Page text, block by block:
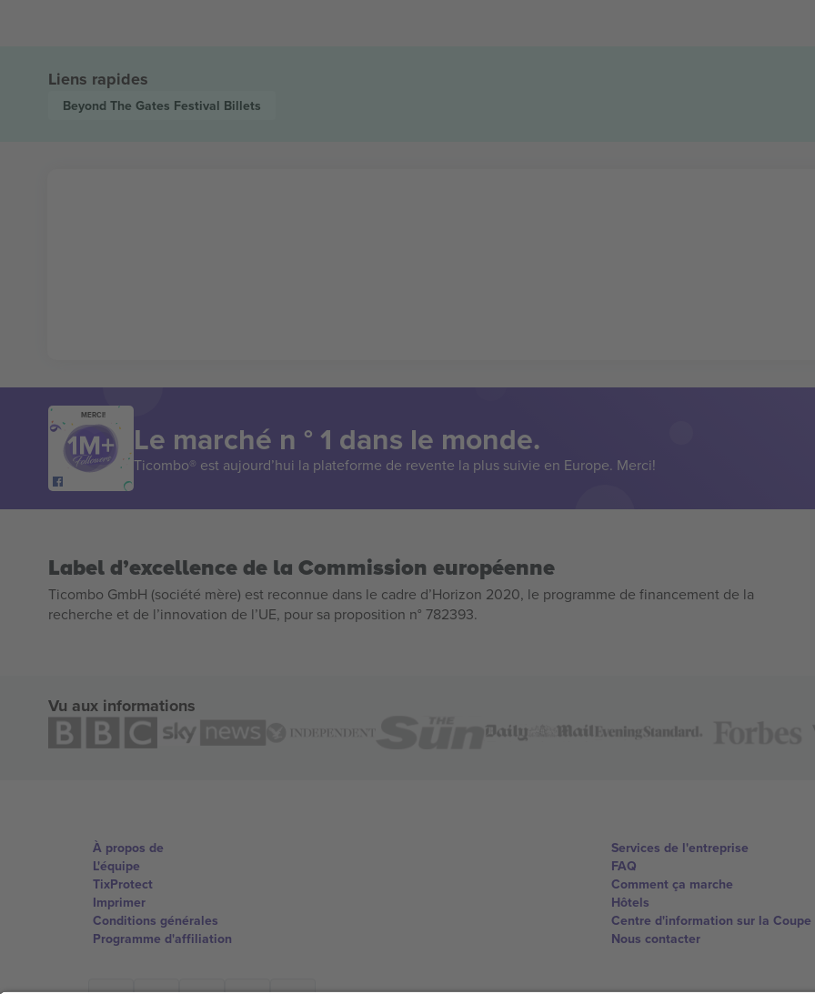
Liens rapides
Beyond The Gates Festival Billets
MERCI!
Le marché n ° 1 dans le monde.
Ticombo® est aujourd’hui la plateforme de revente la plus suivie en Europe. Merci!
Label d’excellence de la Commission européenne
Ticombo GmbH (société mère) est reconnue dans le cadre d’Horizon 2020, le programme de financement de la
recherche et de l’innovation de l’UE, pour sa proposition n° 782393.
Vu aux informations
À propos de
L'équipe
TixProtect
Imprimer
Conditions générales
Programme d'affiliation
Services de l'entreprise
FAQ
Comment ça marche
Hôtels
Centre d'information sur la Coupe
Nous contacter